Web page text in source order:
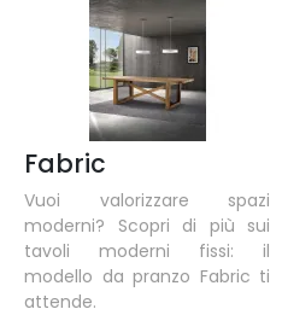
Fabric
Vuoi valorizzare spazi
moderni? Scopri di più sui
tavoli moderni fissi: il
modello da pranzo Fabric ti
attende.